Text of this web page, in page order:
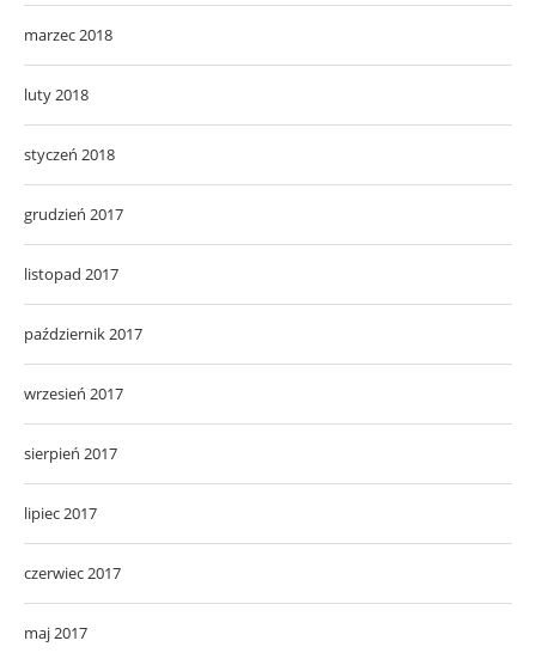
marzec 2018
luty 2018
styczeń 2018
grudzień 2017
listopad 2017
październik 2017
wrzesień 2017
sierpień 2017
lipiec 2017
czerwiec 2017
maj 2017